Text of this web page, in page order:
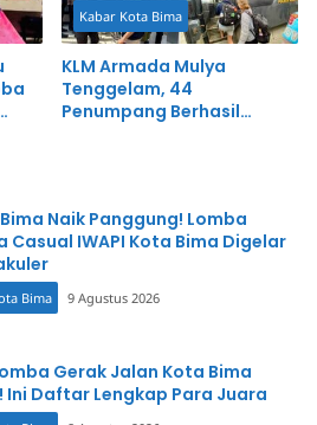
Kabar Kota Bima
KLM Armada Mulya
Tenggelam, 44
Penumpang Berhasil
Naik Panggung! Lomba
Casual IWAPI Kota Bima Digelar
Bima 9 Agustus 2026
Gerak Jalan Kota Bima
Ini Daftar Lengkap Para Juara